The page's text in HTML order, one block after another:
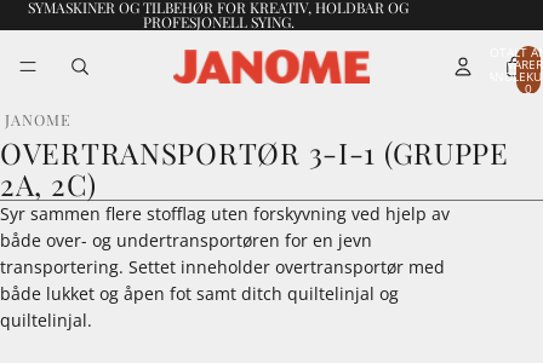
SYMASKINER OG TILBEHØR FOR KREATIV, HOLDBAR OG
PROFESJONELL SYING.
TOTALT
0
JANOME
OVERTRANSPORTØR 3-I-1 (GRUPPE
2A, 2C)
Syr sammen flere stofflag uten forskyvning ved hjelp av
både over- og undertransportøren for en jevn
transportering. Settet inneholder overtransportør med
både lukket og åpen fot samt ditch quiltelinjal og
quiltelinjal.